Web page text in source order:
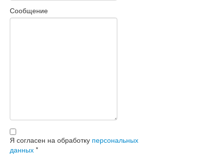
Сообщение
Я согласен на обработку персональных
данных *